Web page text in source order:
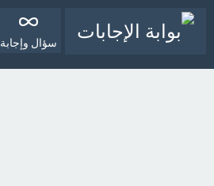
سؤال وإجابة